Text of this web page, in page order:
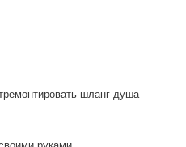
шланг душа
руками